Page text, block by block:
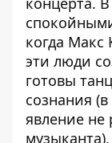
когда Макс
эти люди
готовы
сознания
явление не